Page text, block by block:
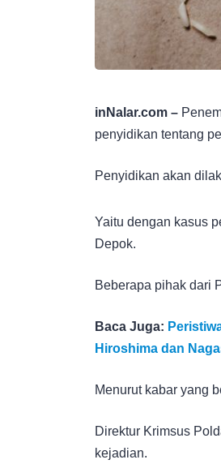
inNalar.com –
penyidikan tentang
Penyidikan akan
Yaitu dengan kasus
Depok.
Beberapa pihak dari
Baca Juga:
Hiroshima dan
Menurut kabar yang
Direktur Krimsus
kejadian.